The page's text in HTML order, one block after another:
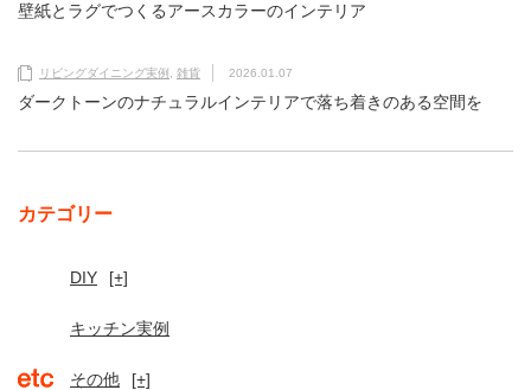
壁紙とラグでつくるアースカラーのインテリア
リビングダイニング実例 雑貨 2026.01.07
ダークトーンのナチュラルインテリアで落ち着きのある空間を
カテゴリー
DIY [+]
キッチン実例
その他 [+]